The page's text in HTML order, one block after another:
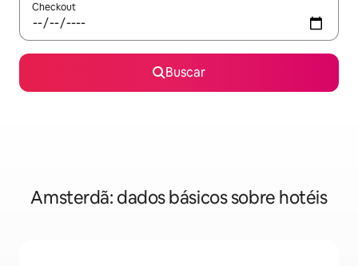
Checkout
Buscar
Amsterdã: dados básicos sobre hotéis